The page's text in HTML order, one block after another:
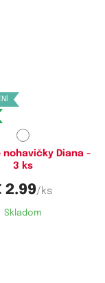
S,M,
nohavičky Diana -
3 ks
2.99/ks
Skladom